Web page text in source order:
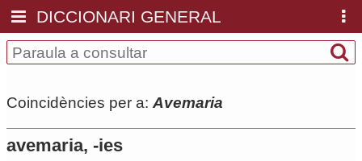
DICCIONARI GENERAL
Coincidències per a: Avemaria
avemaria, -ies